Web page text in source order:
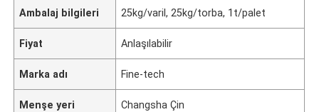
Ambalaj bilgileri 25kg/varil, 25kg/torba, 1t/palet
Fiyat Anlaşılabilir
Marka adı Fine-tech
Menşe yeri Changsha Çin